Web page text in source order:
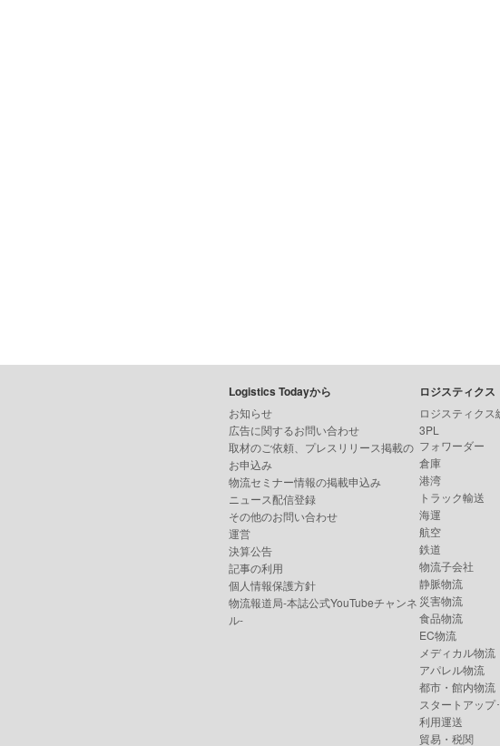
Logistics Todayから
お知らせ
広告に関するお問い合わせ
取材のご依頼、プレスリリース掲載の
お申込み
物流セミナー情報の掲載申込み
ニュース配信登録
その他のお問い合わせ
運営
決算公告
記事の利用
個人情報保護方針
物流報道局-本誌公式YouTubeチャンネ
ル-
ロジスティクス
ロジスティクス
3PL
フォワーダー
倉庫
港湾
トラック輸送
海運
航空
鉄道
物流子会社
静脈物流
災害物流
食品物流
EC物流
メディカル物流
アパレル物流
都市・館内物流
スタートアップ
利用運送
貿易・税関